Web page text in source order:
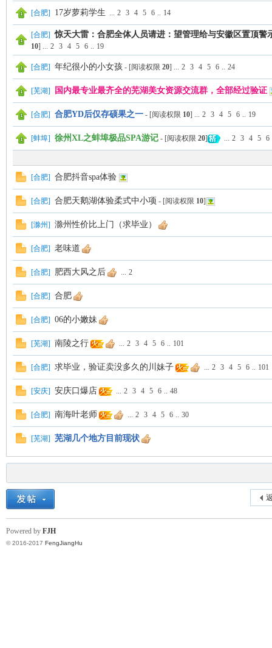
[合肥] 17岁萝莉学生 ... 2 3 4 5 6 .. 14
[合肥] 惊天大雷：合肥全体人员请进：望管理给与安徽区置顶警
10] ... 2 3 4 5 6 .. 19
[合肥] 年纪很小的小女孩 - [阅读权限 20] ... 2 3 4 5 6 .. 24
[芜湖] 国内最专业最齐全的芜湖美女资源交流群，全部经过验证
[合肥] 合肥YD后仅存硕果之一 - [阅读权限 10] ... 2 3 4 5 6 .. 19
[蚌埠] 徐州XL之蚌埠极品SPA游记 - [阅读权限 20] ... 2 3 4 5 6
[合肥] 合肥抖音spa体验
[合肥] 合肥天鹅湖体验柔式中小项 - [阅读权限 10]
[滁州] 滁州性价比上门（求毕业）
[合肥] 老味道
[合肥] 肥西大风之后 ... 2
[合肥] 合肥
[合肥] 06的小嫩妹
[芜湖] 南陵之行 ... 2 3 4 5 6 .. 101
[合肥] 求毕业，验证卖没多久的川妹子 ... 2 3 4 5 6 .. 101
[安庆] 安庆口爆店 ... 2 3 4 5 6 .. 48
[合肥] 南海叶老师 ... 2 3 4 5 6 .. 30
[芜湖] 芜湖几个地方目前现状
Powered by FJH
© 2016-2017 FengJiangHu